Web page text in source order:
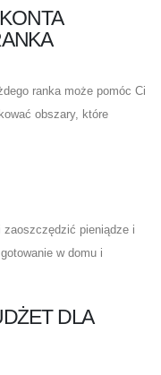
ranka może pomóc Ci
obszary, które
zaoszczędzić pieniądze i
w domu i
DLA